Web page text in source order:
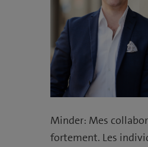
Minder: Mes
fortement. Les